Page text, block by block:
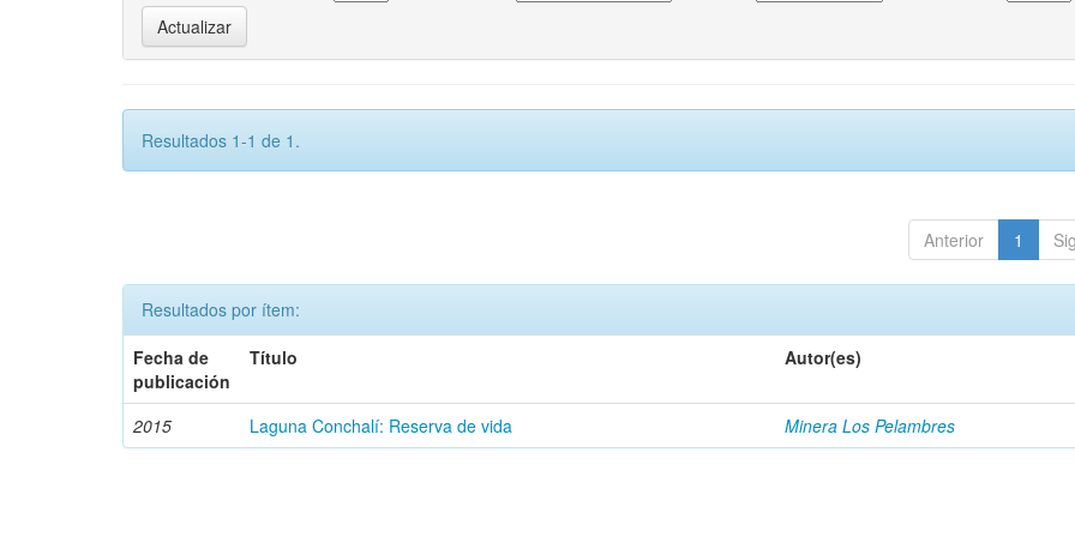
Resultados 1-1 de 1.
Anterior 1
Resultados por ítem:
Fecha de
publicación
Título Autor(es)
2015 Laguna Conchalí: Reserva de vida Minera Los Pelambres